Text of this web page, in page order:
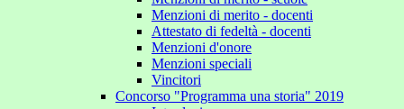
Menzioni di merito - docenti
Attestato di fedeltà - docenti
Menzioni d'onore
Menzioni speciali
Vincitori
Concorso "Programma una storia" 2019